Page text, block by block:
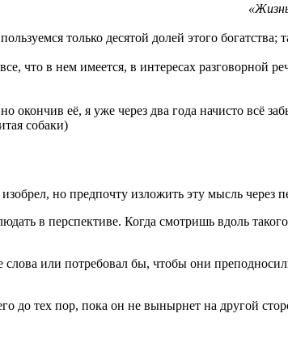
только десятой долей этого богатства;
что в нем имеется, в интересах разговорной
её, я уже через два года начисто всё
собаки)
но предпочту изложить эту мысль через
в перспективе. Когда смотришь вдоль
или потребовал бы, чтобы они
до тех пор, пока он не вынырнет на другой